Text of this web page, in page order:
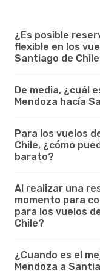
¿Es posible
flexible en los
Santiago de
De media, ¿cuál
Mendoza hacía
Para los vuelos
Chile, ¿cómo
barato?
Al realizar una
momento para
para los vuelos
Chile?
¿Cuando es el
Mendoza a